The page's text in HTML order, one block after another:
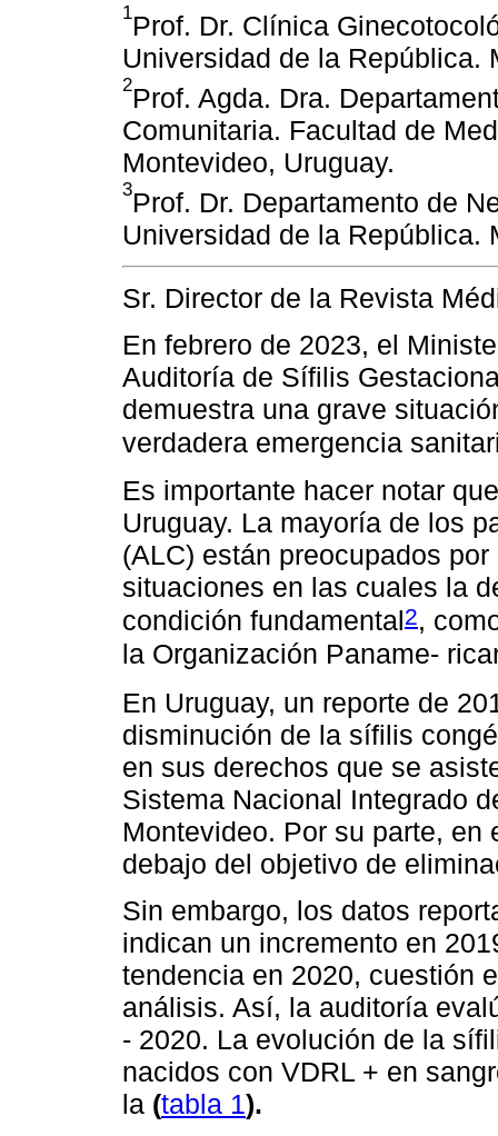
1Prof. Dr. Clínica
Universidad de la República.
2Prof. Agda. Dra.
Comunitaria. Facultad de
Montevideo, Uruguay.
3Prof. Dr. Departamento de
Universidad de la República.
Sr. Director de la Revista
En febrero de 2023, el
Auditoría de Sífilis
demuestra una grave
verdadera emergencia
Es importante hacer notar
Uruguay. La mayoría de los
(ALC) están preocupados
situaciones en las cuales la
condición fundamental2,
la Organización Paname-
En Uruguay, un reporte de
disminución de la sífilis
en sus derechos que se
Sistema Nacional Integrado
Montevideo. Por su parte,
debajo del objetivo de
Sin embargo, los datos
indican un incremento en
tendencia en 2020, cuestión
análisis. Así, la auditoría
- 2020. La evolución de la
nacidos con VDRL + en
la (tabla 1).